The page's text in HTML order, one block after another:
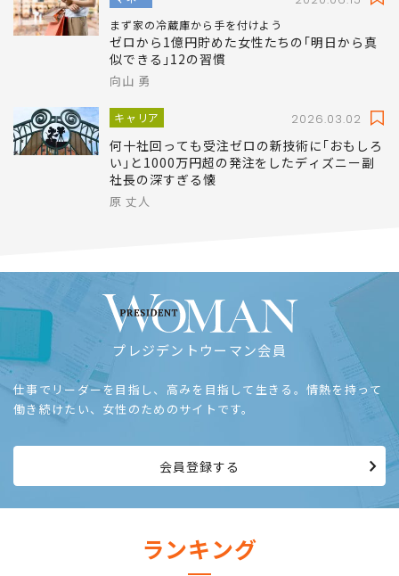
まず家の冷蔵庫から手を付けよう
ゼロから1億円貯めた女性たちの｢明日から真
似できる｣12の習慣
向山 勇
キャリア 2026.03.02
何十社回っても受注ゼロの新技術に｢おもしろ
い｣と1000万円超の発注をしたディズニー副
社長の深すぎる懐
原 丈人
プレジデントウーマン会員
仕事でリーダーを目指し、高みを目指して生きる。情熱を持って
働き続けたい、女性のためのサイトです。
会員登録する
ランキング